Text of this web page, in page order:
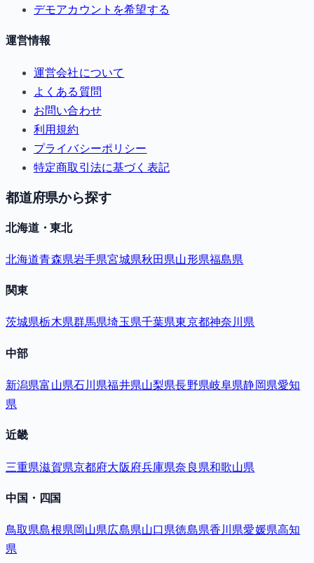
デモアカウントを希望する
運営情報
運営会社について
よくある質問
お問い合わせ
利用規約
プライバシーポリシー
特定商取引法に基づく表記
都道府県から探す
北海道・東北
北海道青森県岩手県宮城県秋田県山形県福島県
関東
茨城県栃木県群馬県埼玉県千葉県東京都神奈川県
中部
新潟県富山県石川県福井県山梨県長野県岐阜県静岡県愛知
県
近畿
三重県滋賀県京都府大阪府兵庫県奈良県和歌山県
中国・四国
鳥取県島根県岡山県広島県山口県徳島県香川県愛媛県高知
県